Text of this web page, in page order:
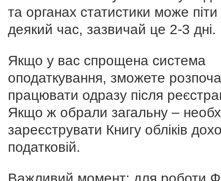
та органах статистики може піти
деякий час, зазвичай це 2-3 дні.
Якщо у вас спрощена система
оподаткування, зможете
працювати одразу після
Якщо ж обрали загальну –
зареєструвати Книгу обліків
податковій.